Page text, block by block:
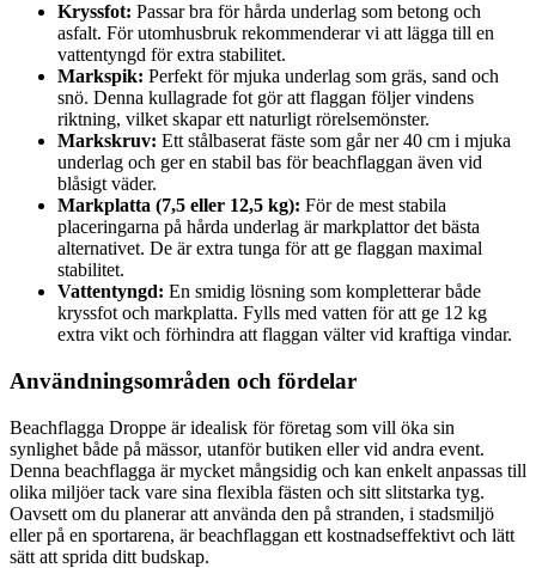
Kryssfot: Passar bra för hårda underlag som betong och
asfalt. För utomhusbruk rekommenderar vi att lägga till en
vattentyngd för extra stabilitet.
Markspik: Perfekt för mjuka underlag som gräs, sand och
snö. Denna kullagrade fot gör att flaggan följer vindens
riktning, vilket skapar ett naturligt rörelsemönster.
Markskruv: Ett stålbaserat fäste som går ner 40 cm i mjuka
underlag och ger en stabil bas för beachflaggan även vid
blåsigt väder.
Markplatta (7,5 eller 12,5 kg): För de mest stabila
placeringarna på hårda underlag är markplattor det bästa
alternativet. De är extra tunga för att ge flaggan maximal
stabilitet.
Vattentyngd: En smidig lösning som kompletterar både
kryssfot och markplatta. Fylls med vatten för att ge 12 kg
extra vikt och förhindra att flaggan välter vid kraftiga vindar.
Användningsområden och fördelar
Beachflagga Droppe är idealisk för företag som vill öka sin
synlighet både på mässor, utanför butiken eller vid andra event.
Denna beachflagga är mycket mångsidig och kan enkelt anpassas till
olika miljöer tack vare sina flexibla fästen och sitt slitstarka tyg.
Oavsett om du planerar att använda den på stranden, i stadsmiljö
eller på en sportarena, är beachflaggan ett kostnadseffektivt och lätt
sätt att sprida ditt budskap.